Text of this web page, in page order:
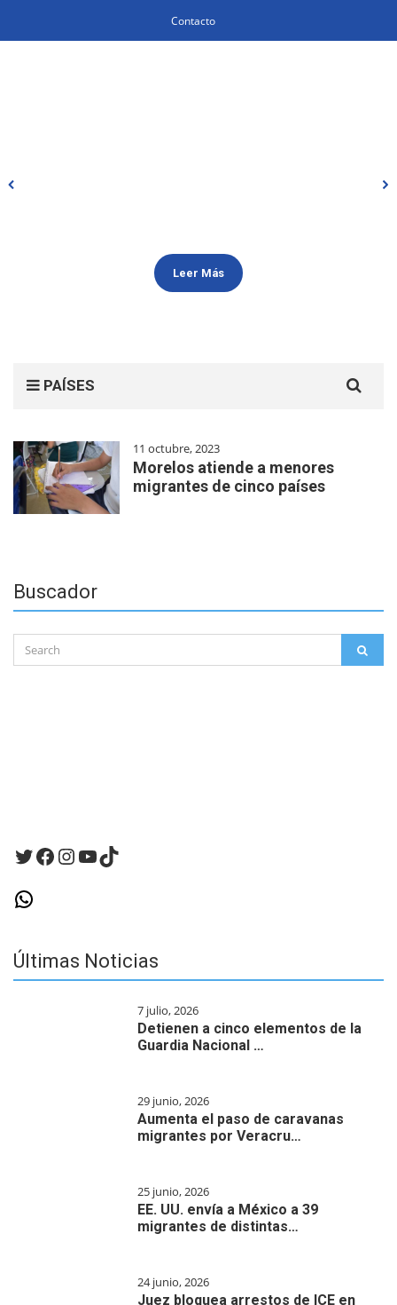
Contacto
Leer Más
PAÍSES
for:
11 octubre, 2023
Morelos atiende a menores
migrantes de cinco países
Buscador
Search
for:
Twitter
Facebook
Instagram
YouTube
TikTok
WhatsApp
Últimas Noticias
7 julio, 2026
Detienen a cinco elementos de la
Guardia Nacional …
29 junio, 2026
Aumenta el paso de caravanas
migrantes por Veracru…
25 junio, 2026
EE. UU. envía a México a 39
migrantes de distintas…
24 junio, 2026
Juez bloquea arrestos de ICE en